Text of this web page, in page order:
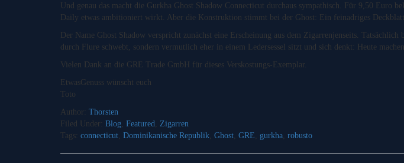
Und genau das macht die Gurkha Ghost Shadow Connecticut durchaus sympathisch. Für 9,50 Euro
Daily etwas ambitioniert wirkt. Aber die Konstruktion stimmt bei der Ghost: Ein feinadriges
Der Name Ghost Shadow verspricht zunächst eine Erscheinung aus dem Zigarrenjenseits.
durch Flure schwebt, sondern vermutlich eher in einem Ledersessel sitzt und sich denkt: Heute
Vielen Dank an die GRE Trade GmbH für dieses Verskostungs-Exemplar.
EtwasGenuss wünscht euch
Toto
Author: Thorsten
Filed Under: Blog Featured
Zigarren
Tags: connecticut Dominikanische Republik Ghost GRE gurkha robusto